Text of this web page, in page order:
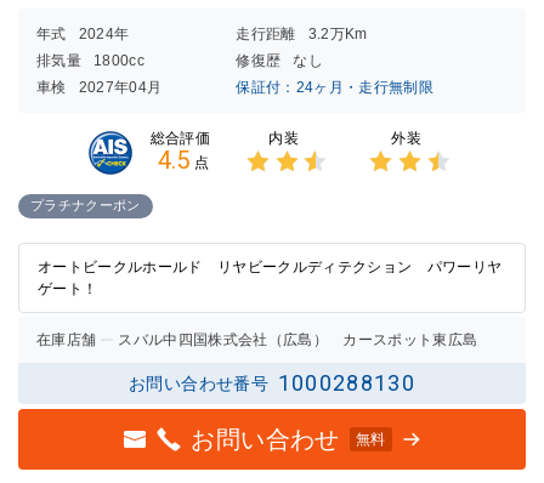
年式 2024年 走行距離
3.2万Km
排気量
1800cc 修復歴
なし
車検
2027年04月 保証付：24ヶ月・走行無制限
総合評価
4.5 点
内装 外装
プラチナクーポン
オートビークルホールド リヤビークルディテクション パワーリヤ
ゲート！
在庫店舗 スバル中四国株式会社（広島） カースポット東広島
お問い合わせ番号 1000288130
お問い合わせ 無料